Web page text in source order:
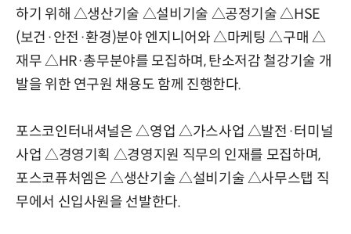
하기 위해 △생산기술 △설비기술 △공정기술 △HSE
(보건·안전·환경)분야 엔지니어와 △마케팅 △구매 △
재무 △HR·총무분야를 모집하며, 탄소저감 철강기술 개
발을 위한 연구원 채용도 함께 진행한다.
포스코인터내셔널은 △영업 △가스사업 △발전·터미널
사업 △경영기획 △경영지원 직무의 인재를 모집하며,
포스코퓨처엠은 △생산기술 △설비기술 △사무스탭 직
무에서 신입사원을 선발한다.